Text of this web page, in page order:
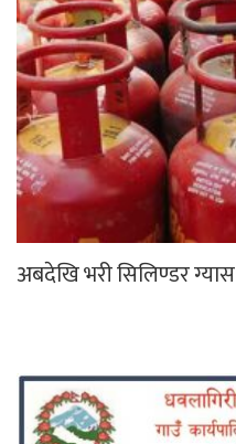
अबदेखि भरी सिलिण्डर ग्यास